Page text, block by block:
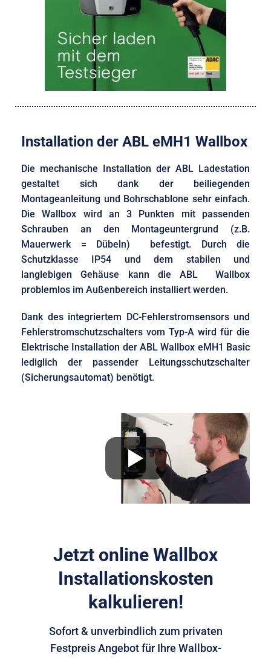
Installation der ABL eMH1 Wallbox
Die mechanische Installation der ABL Ladestation
gestaltet sich dank der beiliegenden
Montageanleitung und Bohrschablone sehr einfach.
Die Wallbox wird an 3 Punkten mit passenden
Schrauben an den Montageuntergrund (z.B.
Mauerwerk = Dübeln) befestigt. Durch die
Schutzklasse IP54 und dem stabilen und
langlebigen Gehäuse kann die ABL Wallbox
problemlos im Außenbereich installiert werden.
Dank des integriertem DC-Fehlerstromsensors und
Fehlerstromschutzschalters vom Typ-A wird für die
Elektrische Installation der ABL Wallbox eMH1 Basic
lediglich der passender Leitungsschutzschalter
(Sicherungsautomat) benötigt.
Jetzt online Wallbox
Installationskosten
kalkulieren!
Sofort & unverbindlich zum privaten
Festpreis Angebot für Ihre Wallbox-